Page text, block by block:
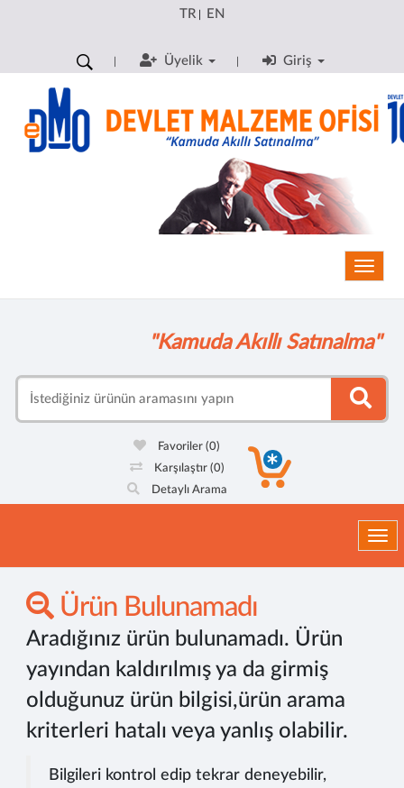
TR| EN
Üyelik Giriş
"Kamuda Akıllı Satınalma"
Favoriler(0)
Karşılaştır (0)
Detaylı Arama
Ürün Bulunamadı
Aradığınız ürün bulunamadı. Ürün
yayından kaldırılmış ya da girmiş
olduğunuz ürün bilgisi,ürün arama
kriterleri hatalı veya yanlış olabilir.
Bilgileri kontrol edip tekrar deneyebilir,